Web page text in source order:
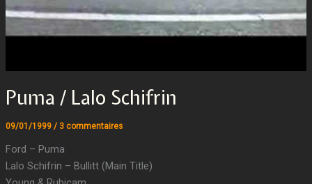
Puma / Lalo Schifrin
09/01/1999 / 3 commentaires
Ford – Puma
Lalo Schifrin – Bullitt (Main Title)